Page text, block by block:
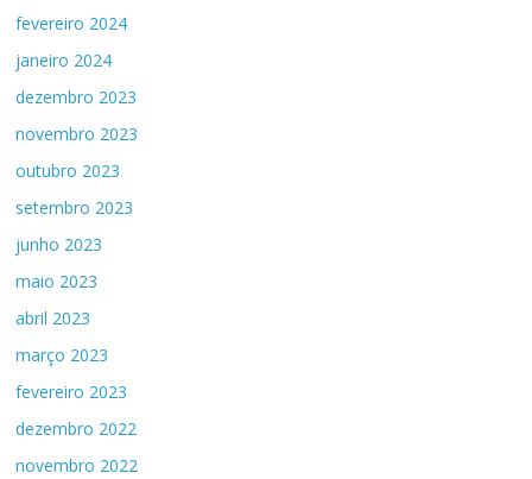
fevereiro 2024
janeiro 2024
dezembro 2023
novembro 2023
outubro 2023
setembro 2023
junho 2023
maio 2023
abril 2023
março 2023
fevereiro 2023
dezembro 2022
novembro 2022